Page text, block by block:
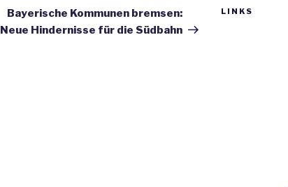
Beitrag
Bayerische Kommunen bremsen:
Neue Hindernisse für die Südbahn
LINKS